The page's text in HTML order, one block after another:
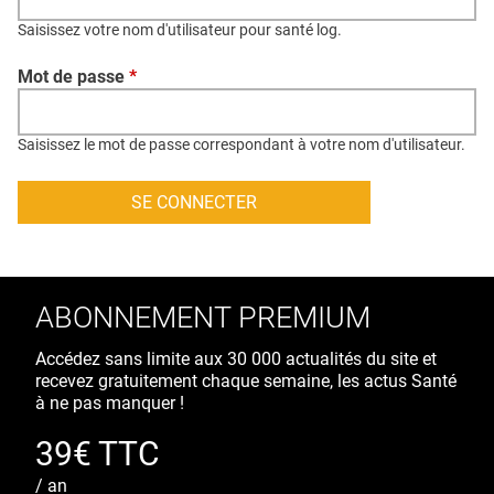
CONTACT
CRÉDITS
Saisissez votre nom d'utilisateur pour santé log.
Mot de passe *
Saisissez le mot de passe correspondant à votre nom d'utilisateur.
ABONNEMENT PREMIUM
Accédez sans limite aux 30 000 actualités du site et
recevez gratuitement chaque semaine, les actus Santé
à ne pas manquer !
39€ TTC
/ an